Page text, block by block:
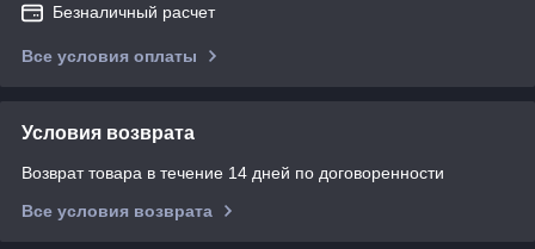
Безналичный расчет
Все условия оплаты
Условия возврата
Возврат товара в течение 14 дней по договоренности
Все условия возврата